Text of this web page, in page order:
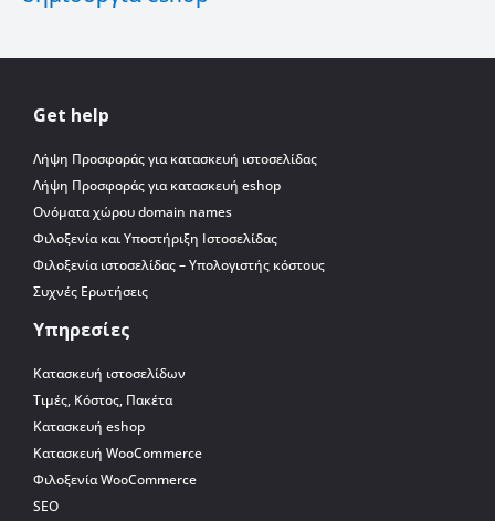
Get help
Λήψη Προσφοράς για κατασκευή ιστοσελίδας
Λήψη Προσφοράς για κατασκευή eshop
Ονόματα χώρου domain names
Φιλοξενία και Υποστήριξη Ιστοσελίδας
Φιλοξενία ιστοσελίδας – Υπολογιστής κόστους
Συχνές Ερωτήσεις
Υπηρεσίες
Κατασκευή ιστοσελίδων
Τιμές, Κόστος, Πακέτα
Κατασκευή eshop
Κατασκευή WooCommerce
Φιλοξενία WooCommerce
SEO